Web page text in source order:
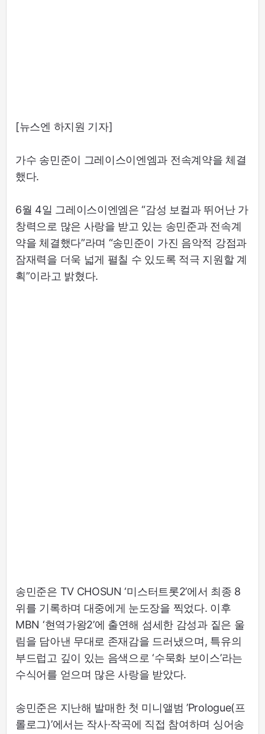
[뉴스엔 하지원 기자]
가수 송민준이 그레이스이엔엠과 전속계약을 체결
했다.
6월 4일 그레이스이엔엠은 “감성 보컬과 뛰어난 가
창력으로 많은 사랑을 받고 있는 송민준과 전속계
약을 체결했다”라며 “송민준이 가진 음악적 강점과
잠재력을 더욱 넓게 펼칠 수 있도록 적극 지원할 계
획”이라고 밝혔다.
송민준은 TV CHOSUN ‘미스터트롯2’에서 최종 8
위를 기록하며 대중에게 눈도장을 찍었다. 이후
MBN ‘현역가왕2’에 출연해 섬세한 감성과 짙은 울
림을 담아낸 무대로 존재감을 드러냈으며, 특유의
부드럽고 깊이 있는 음색으로 ‘수묵화 보이스’라는
수식어를 얻으며 많은 사랑을 받았다.
송민준은 지난해 발매한 첫 미니앨범 ’Prologue(프
롤로그)’에서는 작사·작곡에 직접 참여하며 싱어송